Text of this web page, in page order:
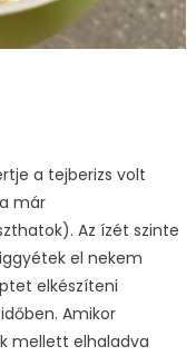
a tejberizs volt
már
Az ízét szinte
el nekem
elkészíteni
Amikor
mellett elhaladva